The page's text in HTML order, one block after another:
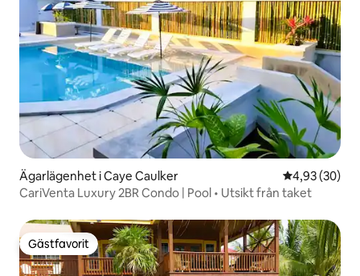
Ägarlägenhet i Caye Caulker 4,93 av 5 i
4,93 (30)
CariVenta Luxury 2BR Condo | Pool • Utsikt från taket
Gästfavorit
Gästfavorit